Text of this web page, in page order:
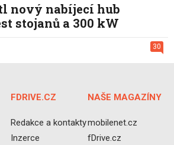
nový nabíjecí hub
stojanů a 300 kW
30
FDRIVE.CZ
Redakce a kontakty
Inzerce
NAŠE MAGAZÍNY
mobilenet.cz
fDrive.cz